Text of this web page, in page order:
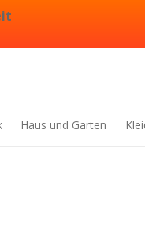
Haus und Garten